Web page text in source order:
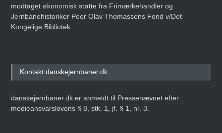
modtaget økonomisk støtte fra Frimærkehandler og
Jernbanehistoriker Peer Olav Thomassens Fond v/Det
Kongelige Bibliotek.
Kontakt danskejernbaner.dk
danskejernbaner.dk er anmeldt til Pressenævnet efter
medieansvarslovens § 8, stk. 1, jf. § 1, nr. 3.